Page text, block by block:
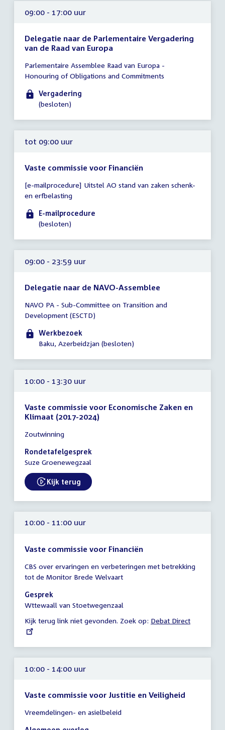
09:00 - 17:00 uur
Delegatie naar de Parlementaire Vergadering
van de Raad van Europa
vergadering
09:00
17:00
Parlementaire Assemblee Raad van Europa -
Honouring of Obligations and Commitments
Vergadering
(besloten)
tot 09:00 uur
Vaste commissie voor Financiën
vergadering
tot
09:00
uur
[e-mailprocedure] Uitstel AO stand van zaken schenk-
en erfbelasting
E-mailprocedure
(besloten)
09:00 - 23:59 uur
Delegatie naar de NAVO-Assemblee
vergadering
09:00
23:59
NAVO PA - Sub-Committee on Transition and
Development (ESCTD)
Werkbezoek
Baku, Azerbeidzjan (besloten)
10:00 - 13:30 uur
Vaste commissie voor Economische Zaken en
Klimaat (2017-2024)
vergadering
10:00
-
uur
Zoutwinning
Rondetafelgesprek
Suze Groenewegzaal
External link:
Kijk terug
10:00 - 11:00 uur
Vaste commissie voor Financiën
vergadering
10:00
-
11:00
CBS over ervaringen en verbeteringen met betrekking
tot de Monitor Brede Welvaart
Gesprek
Wttewaall van Stoetwegenzaal
Kijk terug link niet gevonden. Zoek op: External
Debat Direct
10:00 - 14:00 uur
Vaste commissie voor Justitie en Veiligheid
vergadering
10:00
Vreemdelingen- en asielbeleid